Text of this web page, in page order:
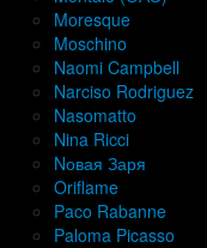
Moresque
Moschino
Naomi Campbell
Narciso Rodriguez
Nasomatto
Nina Ricci
Nовая Заря
Oriflame
Paco Rabanne
Paloma Picasso